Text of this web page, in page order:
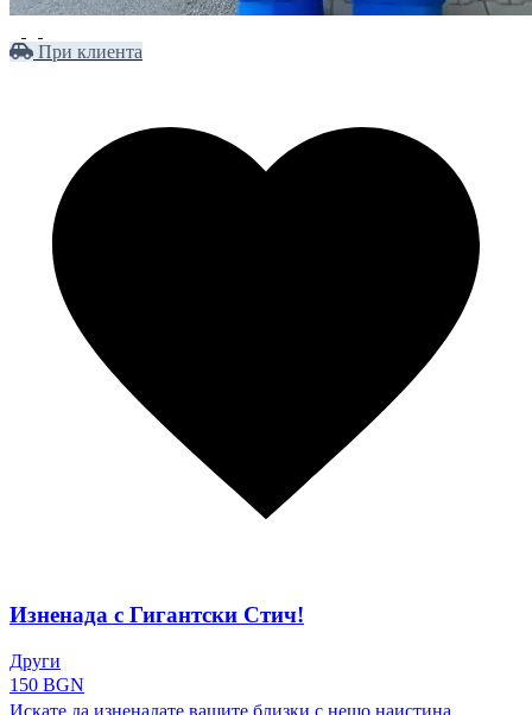
При клиента
Изненада с Гигантски Стич!
Други
150 BGN
Искате да изненадате вашите близки с нещо наистина